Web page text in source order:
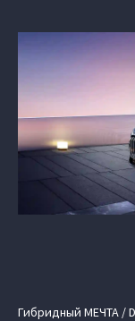
Гибридный МЕЧТА /